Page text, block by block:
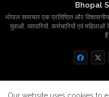
Bhopal
भोपाल समाचार एक प्रतिष्ठित और विश्वसनीय
युवाओं, व्यापारियों, कर्मचारियों एवं
Home About